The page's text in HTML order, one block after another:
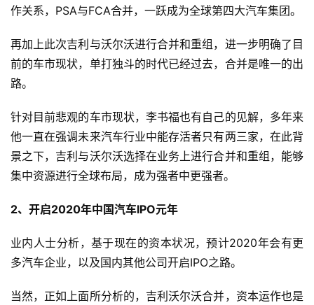
来
医
疗
智
能
驾
驶
智
城
市
更
作关系，PSA与FCA合并，一跃成为全球第四大汽车集团。
再加上此次吉利与沃尔沃进行合并和重组，进一步明确了目
前的车市现状，单打独斗的时代已经过去，合并是唯一的出
路。
针对目前悲观的车市现状，李书福也有自己的见解，多年来
他一直在强调未来汽车行业中能存活者只有两三家，在此背
景之下，吉利与沃尔沃选择在业务上进行合并和重组，能够
集中资源进行全球布局，成为强者中更强者。
2、开启2020年中国汽车IPO元年
业内人士分析，基于现在的资本状况，预计2020年会有更
多汽车企业，以及国内其他公司开启IPO之路。
当然，正如上面所分析的，吉利沃尔沃合并，资本运作也是